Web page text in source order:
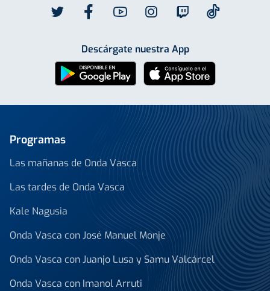
Descárgate nuestra App
Programas
Las mañanas de Onda Vasca
Las tardes de Onda Vasca
Kale Nagusia
Onda Vasca con José Manuel Monje
Onda Vasca con Juanjo Lusa y Samu Valcárcel
Onda Vasca con Imanol Arruti